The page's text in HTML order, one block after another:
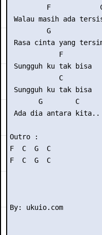
F
Walau masih ada
G
Rasa cinta yang
            F
Sungguh ku tak bisa
            C
Sungguh ku tak bisa
       G        C
Ada dia antara kita..
Outro :
F  C  G  C
F  C  G  C